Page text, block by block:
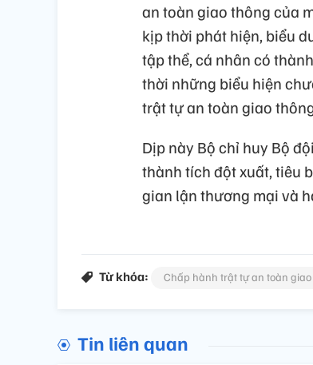
an toàn giao thông của
kịp thời phát hiện, biểu
tập thể, cá nhân có
thời những biểu hiện
trật tự an toàn giao
Dịp này Bộ chỉ huy Bộ
thành tích đột xuất, tiêu
gian lận thương mại và
Từ khóa: Chấp hành trật tự an toàn
Tin liên quan